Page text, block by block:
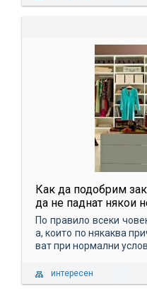
Как да подобрим
да не паднат някои
По правило всеки
а, които по някаква
ват при нормални
интересен